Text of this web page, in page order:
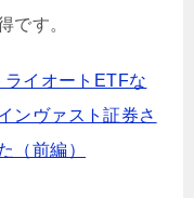
です。
ライオートETFな
ンヴァスト証券さ
（前編）